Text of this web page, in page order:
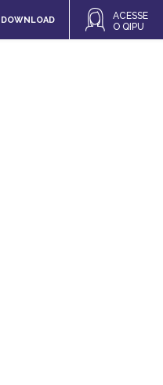
DOWNLOAD
ACESSE
O QIPU